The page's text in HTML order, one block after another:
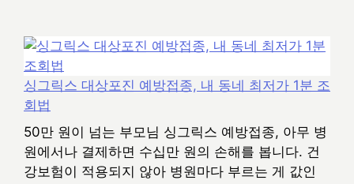
싱그릭스 대상포진 예방접종, 내 동네 최저가 1분 조
회법
50만 원이 넘는 부모님 싱그릭스 예방접종, 아무 병
원에서나 결제하면 수십만 원의 손해를 봅니다. 건
강보험이 적용되지 않아 병원마다 부르는 게 값인